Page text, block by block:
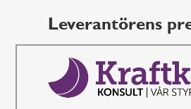
Leverantörens